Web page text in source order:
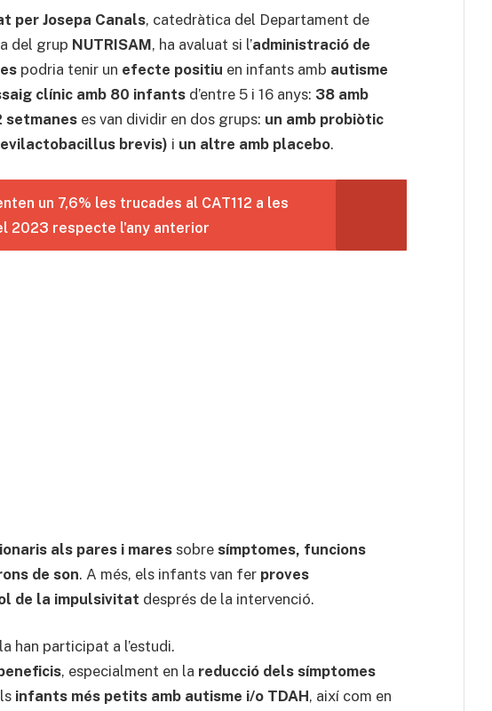
per Josepa Canals, catedràtica del Departament de
del grup NUTRISAM, ha avaluat si l’administració de
podria tenir un efecte positiu en infants amb autisme
clínic amb 80 infants d’entre 5 i 16 anys: 38 amb
setmanes es van dividir en dos grups: un amb probiòtic
brevis) i un altre amb placebo.
un 7,6% les trucades al CAT112 a les
2023 respecte l'any anterior
als pares i mares sobre símptomes, funcions
de son. A més, els infants van fer proves
de la impulsivitat després de la intervenció.
han participat a l’estudi.
, especialment en la reducció dels símptomes
infants més petits amb autisme i/o TDAH, així com en